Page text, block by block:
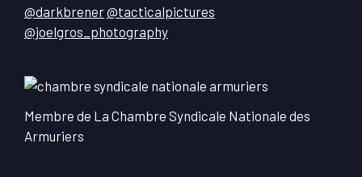
@darkbrener@tacticalpictures
@joelgros_photography
Membre de La Chambre Syndicale Nationale des
Armuriers